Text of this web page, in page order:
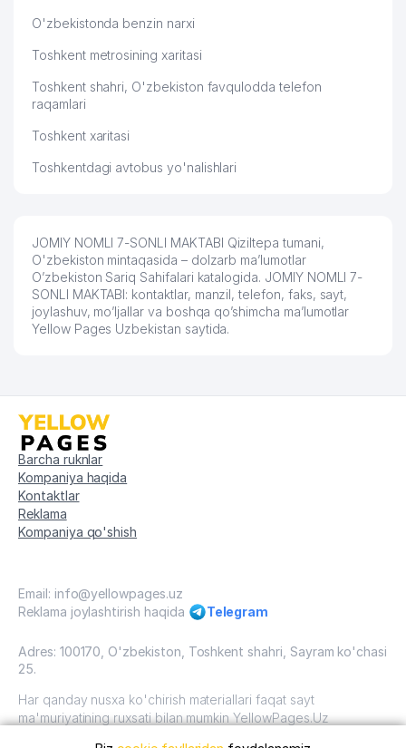
O'zbekistonda benzin narxi
Toshkent metrosining xaritasi
Toshkent shahri, O'zbekiston favqulodda telefon
raqamlari
Toshkent xaritasi
Toshkentdagi avtobus yo'nalishlari
JOMIY NOMLI 7-SONLI MAKTABI Qiziltepa tumani,
O'zbekiston mintaqasida – dolzarb ma’lumotlar
O’zbekiston Sariq Sahifalari katalogida. JOMIY NOMLI 7-
SONLI MAKTABI: kontaktlar, manzil, telefon, faks, sayt,
joylashuv, mo’ljallar va boshqa qo’shimcha ma’lumotlar
Yellow Pages Uzbekistan saytida.
Barcha ruknlar
Kompaniya haqida
Kontaktlar
Reklama
Kompaniya qo'shish
Email: info@yellowpages.uz
Reklama joylashtirish haqida
Telegram
Adres: 100170, O'zbekiston, Toshkent shahri, Sayram ko'chasi
25.
Har qanday nusxa ko'chirish materiallari faqat sayt
ma'muriyatining ruxsati bilan mumkin YellowPages.Uz